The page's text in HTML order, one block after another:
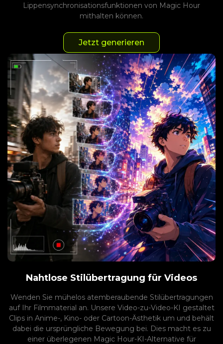
Lippensynchronisationsfunktionen von Magic Hour
mithalten können.
Jetzt generieren
Nahtlose Stilübertragung für Videos
Wenden Sie mühelos atemberaubende Stilübertragungen
auf Ihr Filmmaterial an. Unsere Video-zu-Video-KI gestaltet
Clips in Anime-, Kino- oder Cartoon-Ästhetik um und behält
dabei die ursprüngliche Bewegung bei. Dies macht es zu
einer überlegenen Magic Hour-KI-Alternative für